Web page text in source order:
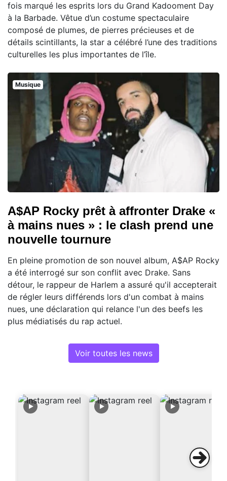
fois marqué les esprits lors du Grand Kadooment Day
à la Barbade. Vêtue d’un costume spectaculaire
composé de plumes, de pierres précieuses et de
détails scintillants, la star a célébré l’une des traditions
culturelles les plus importantes de l’île.
Musique
A$AP Rocky prêt à affronter Drake «
à mains nues » : le clash prend une
nouvelle tournure
En pleine promotion de son nouvel album, A$AP Rocky
a été interrogé sur son conflit avec Drake. Sans
détour, le rappeur de Harlem a assuré qu'il accepterait
de régler leurs différends lors d'un combat à mains
nues, une déclaration qui relance l'un des beefs les
plus médiatisés du rap actuel.
Voir toutes les news